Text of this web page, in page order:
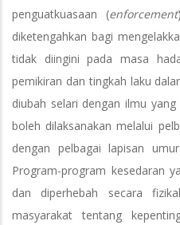
penguatkuasaan (enforcement
diketengahkan bagi
tidak diingini pada masa
pemikiran dan tingkah laku
diubah selari dengan ilmu
boleh dilaksanakan melalui
dengan pelbagai lapisan
Program-program kesedaran
dan diperhebah secara
masyarakat tentang